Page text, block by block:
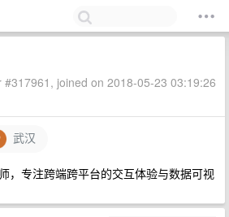
#317961, joined on 2018-05-23 03:19:26
武汉
，专注跨端跨平台的交互体验与数据可视